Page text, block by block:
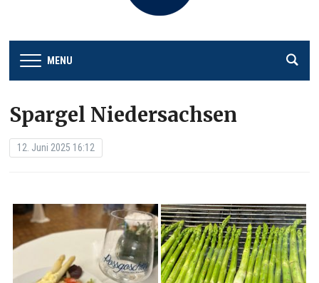
MENU
Spargel Niedersachsen
12. Juni 2025 16:12